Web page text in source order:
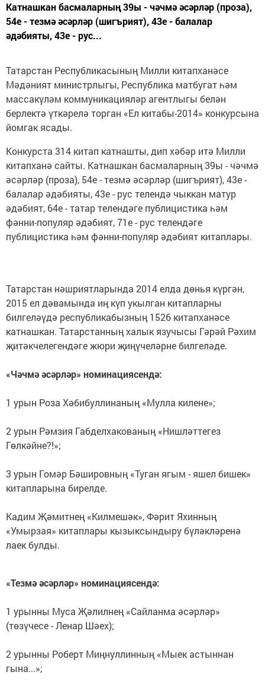
Катнашкан басмаларның 39ы - чәчмә әсәрләр (проза),
54е - тезмә әсәрләр (шигърият), 43е - балалар
әдәбияты, 43е - рус...
Татарстан Республикасының Милли китапханәсе
Мәдәният министрлыгы, Республика матбугат һәм
массакүләм коммуникацияләр агентлыгы белән
берлектә үткәрелә торган «Ел китабы-2014» конкурсына
йомгак ясады.
Конкурста 314 китап катнашты, дип хәбәр итә Милли
китапханә сайты. Катнашкан басмаларның 39ы - чәчмә
әсәрләр (проза), 54е - тезмә әсәрләр (шигърият), 43е -
балалар әдәбияты, 43е - рус телендә чыккан матур
әдәбият, 64е - татар телендәге публицистика һәм
фәнни-популяр әдәбият, 71е - рус телендәге
публицистика һәм фәнни-популяр әдәбият китаплары.
Татарстан нәшриятларында 2014 елда дөнья күргән,
2015 ел дәвамында иң күп укылган китапларны
билгеләүдә республикабызның 1526 китапханәсе
катнашкан. Татарстанның халык язучысы Гәрәй Рәхим
җитәкчелегендәге жюри җиңүчеләрне билгеләде.
«Чәчмә әсәрләр» номинациясендә:
1 урын Роза Хәбибуллинаның «Мулла килене»;
2 урын Рәмзия Габделхакованың «Нишләттегез
Гөлкәйне?!»;
3 урын Гомәр Бәшировның «Туган ягым - яшел бишек»
китапларына бирелде.
Кадим Җәмитнең «Килмешәк», Фәрит Яхинның
«Умырзая» китаплары кызыксындыру бүләкләренә
лаек булды.
«Тезмә әсәрләр» номинациясендә:
1 урынны Муса Җәлилнең «Сайланма әсәрләр»
(төзүчесе - Ленар Шәех);
2 урынны Роберт Миңнуллинның «Мыек астыннан
гына...»;